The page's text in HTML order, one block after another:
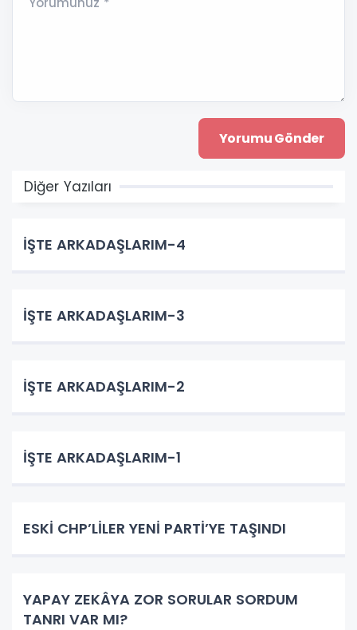
Diğer Yazıları
İŞTE ARKADAŞLARIM-4
İŞTE ARKADAŞLARIM-3
İŞTE ARKADAŞLARIM-2
İŞTE ARKADAŞLARIM-1
ESKİ CHP’LİLER YENİ PARTİ’YE TAŞINDI
YAPAY ZEKÂYA ZOR SORULAR SORDUM
TANRI VAR MI?